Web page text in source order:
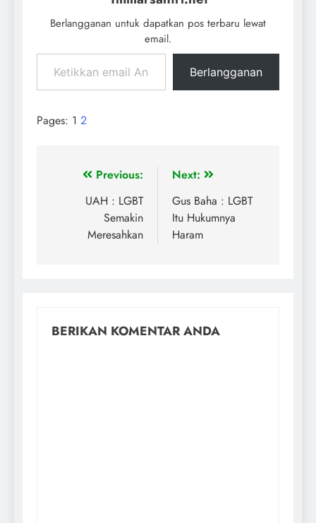
Berlangganan untuk dapatkan pos terbaru lewat
email.
Berlangganan
Pages: 1 2
Previous:
UAH : LGBT
Semakin
Meresahkan
Next:
Gus Baha : LGBT
Itu Hukumnya
Haram
BERIKAN KOMENTAR ANDA